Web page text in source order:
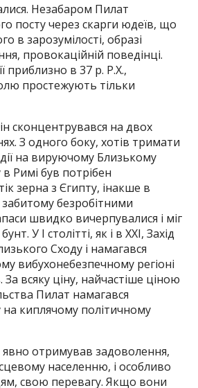
Незабаром Пилат
посту через скарги юдеїв, що
в зарозумілості, образі
провокаційній поведінці.
приблизно в 37 р. Р.Х.,
простежують тільки
сконцентрувався на двох
З одного боку, хотів тримати
на вируючому Близькому
Римі був потрібен
зерна з Єгипту, інакше в
безробітними
швидко вичерпувалися і міг
У I столітті, як і в XXI, Захід
Сходу і намагався
вибухонебезпечному регіоні
За всяку ціну, найчастіше ціною
Пилат намагався
киплячому політичному
явно отримував задоволення,
населенню, і особливо
свою перевагу. Якщо вони